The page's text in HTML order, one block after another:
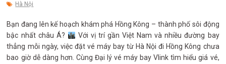
Hà Nội
Bạn đang lên kế hoạch khám phá Hồng Kông – thành phố sôi động
bậc nhất châu Á?
Với vị trí gần Việt Nam và nhiều đường bay
thẳng mỗi ngày, việc đặt vé máy bay từ Hà Nội đi Hồng Kông chưa
bao giờ dễ dàng hơn. Cùng Đại lý vé máy bay Vlink tìm hiểu giá vé,